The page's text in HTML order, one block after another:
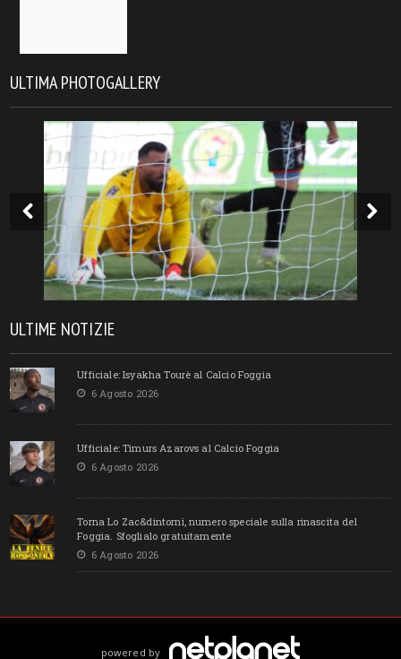
ULTIMA PHOTOGALLERY
ULTIME NOTIZIE
Ufficiale: Isyakha Tourè al Calcio Foggia
6 Agosto 2026
Ufficiale: Timurs Azarovs al Calcio Foggia
6 Agosto 2026
Torna Lo Zac&dintorni, numero speciale sulla rinascita del
Foggia. Sfoglialo gratuitamente
6 Agosto 2026
powered by